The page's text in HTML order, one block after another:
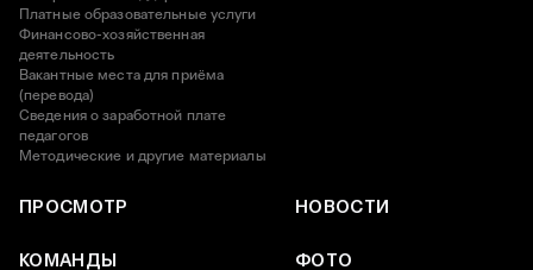
Платные образовательные услуги
Финансово-хозяйственная
деятельность
Вакантные места для приёма
(перевода)
Сведения о заработной плате
педагогов
Методические и другие материалы
ПРОСМОТР НОВОСТИ
КОМАНДЫ ФОТО